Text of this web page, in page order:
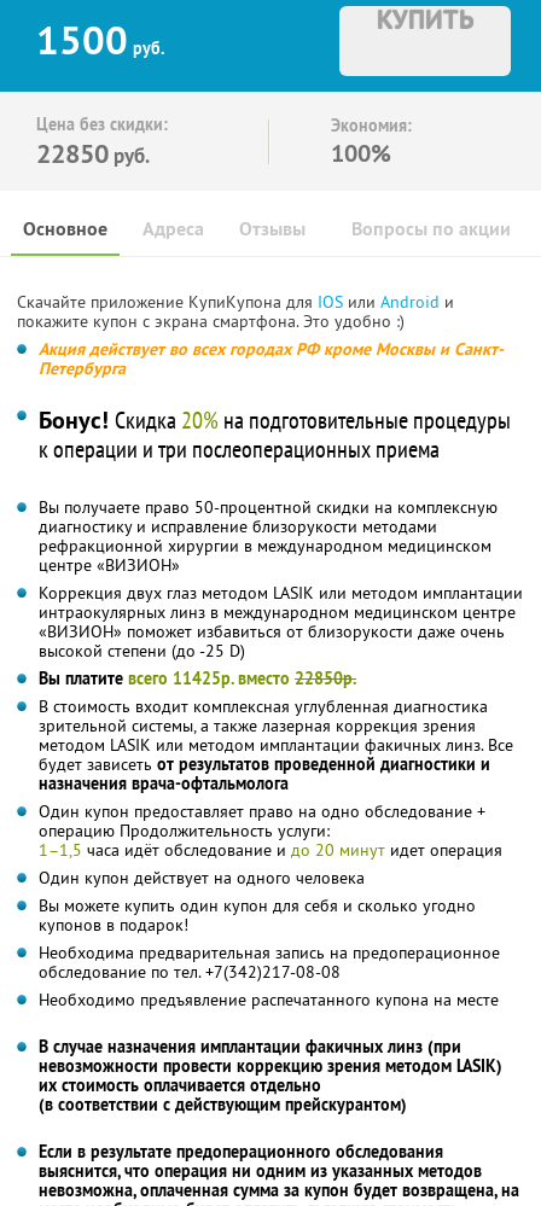
1500 руб.
КУПИТЬ
Цена без скидки:
22850 руб.
Экономия:
100%
Основное Отзывы Вопросы по акции
Адреса
Скачайте приложение КупиКупона для IOS или Android и
покажите купон с экрана смартфона. Это удобно :)
Акция действует во всех городах РФ кроме Москвы и Санкт-
Петербурга
Бонус! Скидка 20% на подготовительные процедуры
к операции и три послеоперационных приема
Вы получаете право 50-процентной скидки на комплексную
диагностику и исправление близорукости методами
рефракционной хирургии в международном медицинском
центре «ВИЗИОН»
Коррекция двух глаз методом LASIK или методом имплантации
интраокулярных линз в международном медицинском центре
«ВИЗИОН» поможет избавиться от близорукости даже очень
высокой степени (до -25 D)
Вы платите всего 11425р. вместо 22850р.
В стоимость входит комплексная углубленная диагностика
зрительной системы, а также лазерная коррекция зрения
методом LASIK или методом имплантации факичных линз. Все
будет зависеть от результатов проведенной диагностики и
назначения врача-офтальмолога
Один купон предоставляет право на одно обследование +
операцию Продолжительность услуги:
1–1,5 часа идёт обследование и до 20 минут идет операция
Один купон действует на одного человека
Вы можете купить один купон для себя и сколько угодно
купонов в подарок!
Необходима предварительная запись на предоперационное
обследование по тел. +7(342)217-08-08
Необходимо предъявление распечатанного купона на месте
В случае назначения имплантации факичных линз (при
невозможности провести коррекцию зрения методом LASIK)
их стоимость оплачивается отдельно
(в соответствии с действующим прейскурантом)
Если в результате предоперационного обследования
выяснится, что операция ни одним из указанных методов
невозможна, оплаченная сумма за купон будет возвращена, на